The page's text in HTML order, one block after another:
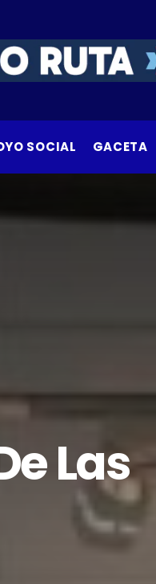
SOCIAL GACETA
Las